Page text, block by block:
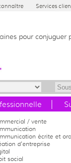
Services
pour
/ vente
écrite et
d'entreprise
social